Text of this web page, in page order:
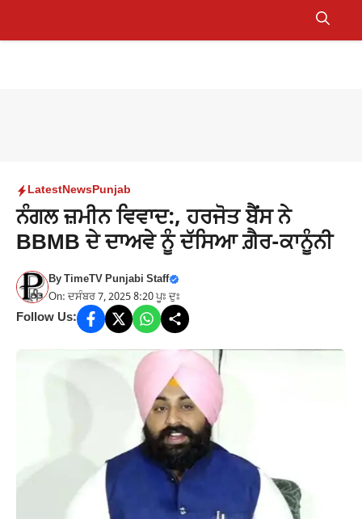
Menu
LatestNewsPunjab
ਨੰਗਲ ਜ਼ਮੀਨ ਵਿਵਾਦ:, ਹਰਜੋਤ ਬੈਂਸ ਨੇ
BBMB ਦੇ ਦਾਅਵੇ ਨੂੰ ਦੱਸਿਆ ਗ਼ੈਰ-ਕਾਨੂੰਨੀ
ByTimeTV Punjabi Staff
On: ਦਸੰਬਰ 7, 2025 8:20 ਪੂਃ ਦੁਃ
Follow Us: